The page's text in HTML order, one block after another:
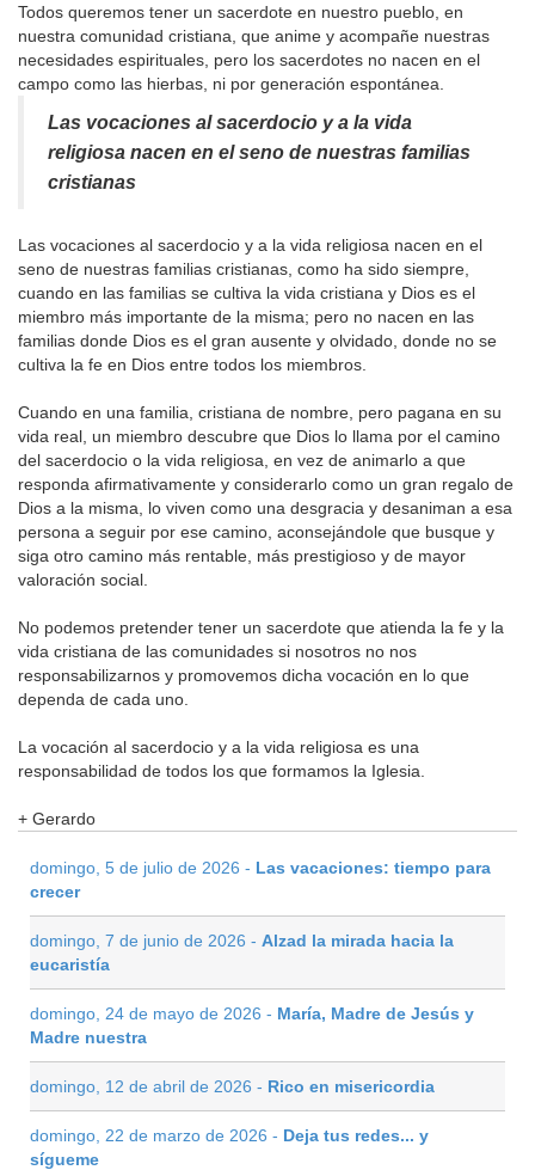
Todos queremos tener un sacerdote en nuestro pueblo, en
nuestra comunidad cristiana, que anime y acompañe nuestras
necesidades espirituales, pero los sacerdotes no nacen en el
campo como las hierbas, ni por generación espontánea.
Las vocaciones al sacerdocio y a la vida
religiosa nacen en el seno de nuestras familias
cristianas
Las vocaciones al sacerdocio y a la vida religiosa nacen en el
seno de nuestras familias cristianas, como ha sido siempre,
cuando en las familias se cultiva la vida cristiana y Dios es el
miembro más importante de la misma; pero no nacen en las
familias donde Dios es el gran ausente y olvidado, donde no se
cultiva la fe en Dios entre todos los miembros.
Cuando en una familia, cristiana de nombre, pero pagana en su
vida real, un miembro descubre que Dios lo llama por el camino
del sacerdocio o la vida religiosa, en vez de animarlo a que
responda afirmativamente y considerarlo como un gran regalo de
Dios a la misma, lo viven como una desgracia y desaniman a esa
persona a seguir por ese camino, aconsejándole que busque y
siga otro camino más rentable, más prestigioso y de mayor
valoración social.
No podemos pretender tener un sacerdote que atienda la fe y la
vida cristiana de las comunidades si nosotros no nos
responsabilizarnos y promovemos dicha vocación en lo que
dependa de cada uno.
La vocación al sacerdocio y a la vida religiosa es una
responsabilidad de todos los que formamos la Iglesia.
+ Gerardo
domingo, 5 de julio de 2026 - Las vacaciones: tiempo para
crecer
domingo, 7 de junio de 2026 - Alzad la mirada hacia la
eucaristía
domingo, 24 de mayo de 2026 - María, Madre de Jesús y
Madre nuestra
domingo, 12 de abril de 2026 - Rico en misericordia
domingo, 22 de marzo de 2026 - Deja tus redes... y
sígueme